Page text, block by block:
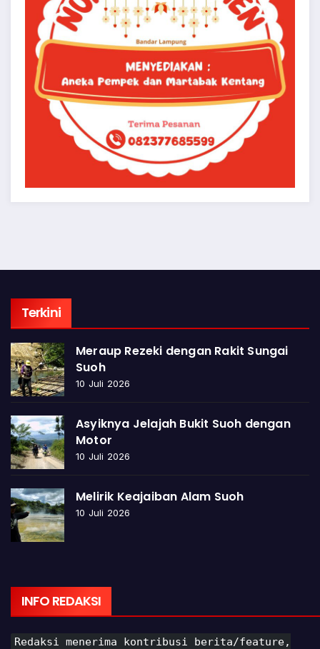
Terkini
Meraup Rezeki dengan Rakit Sungai
Suoh
10 Juli 2026
Asyiknya Jelajah Bukit Suoh dengan
Motor
10 Juli 2026
Melirik Keajaiban Alam Suoh
10 Juli 2026
INFO REDAKSI
Redaksi menerima kontribusi berita/feature,